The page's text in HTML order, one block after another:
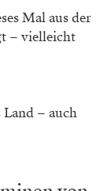
Mal aus der
– vielleicht
– auch